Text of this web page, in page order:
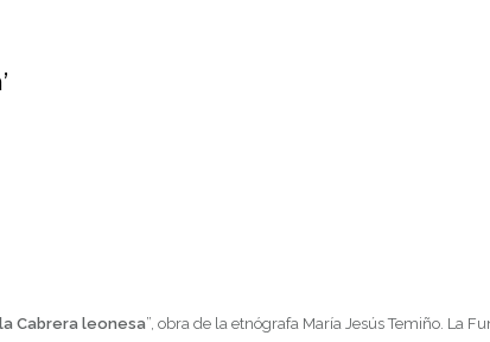
Cabrera leonesa”, obra de la etnógrafa María Jesús Temiño. La